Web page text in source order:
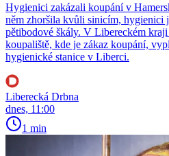
Hygienici zakázali koupání v
něm zhoršila kvůli sinicím, hygienici
pětibodové škály. V Libereckém
koupaliště, kde je zákaz koupání,
hygienické stanice v Liberci.
Liberecká Drbna
dnes, 11:00
1 min